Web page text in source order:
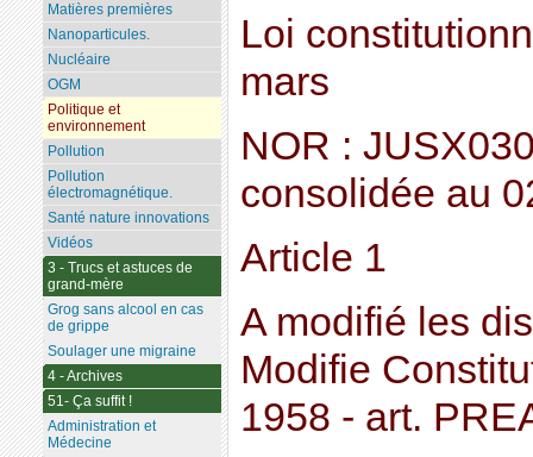
Loi
mars
NOR :
consolidée au
Article 1
A modifié les
Modifie
1958 - art.
Matières premières
Nanoparticules.
Nucléaire
OGM
Politique et
environnement
Pollution
Pollution
électromagnétique.
Santé nature innovations
Vidéos
3 - Trucs et astuces de
grand-mère
Grog sans alcool en cas
de grippe
Soulager une migraine
4 - Archives
51- Ça suffit !
Administration et
Médecine